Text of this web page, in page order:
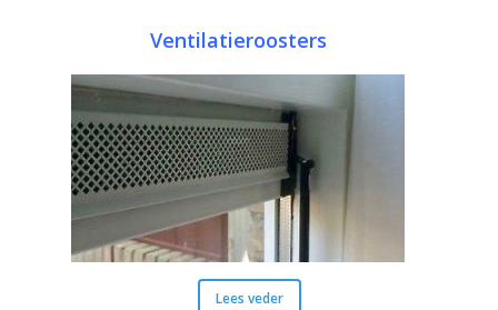
Ventilatieroosters
Lees veder